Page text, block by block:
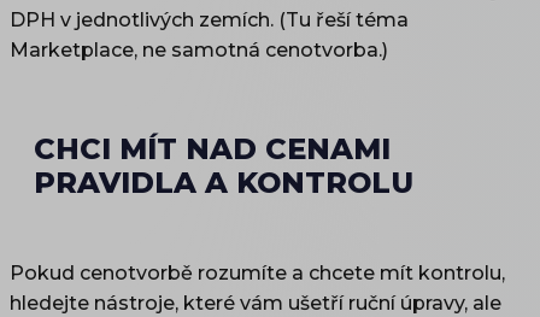
DPH v jednotlivých zemích. (Tu řeší téma
Marketplace, ne samotná cenotvorba.)
CHCI MÍT NAD CENAMI
PRAVIDLA A KONTROLU
Pokud cenotvorbě rozumíte a chcete mít kontrolu,
hledejte nástroje, které vám ušetří ruční úpravy, ale